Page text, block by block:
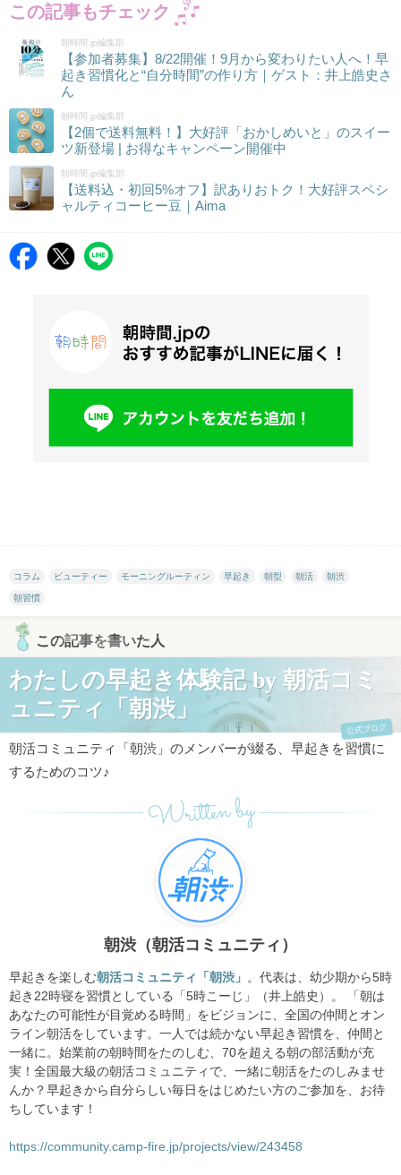
この記事もチェック
朝時間.jp編集部
【参加者募集】8/22開催！9月から変わりたい人へ！早
起き習慣化と“自分時間”の作り方｜ゲスト：井上皓史さ
ん
朝時間.jp編集部
【2個で送料無料！】大好評「おかしめいと」のスイー
ツ新登場 | お得なキャンペーン開催中
朝時間.jp編集部
【送料込・初回5%オフ】訳ありおトク！大好評スペシ
ャルティコーヒー豆｜Aima
コラム ビューティー モーニングルーティン 早起き 朝型 朝活 朝渋
朝習慣
この記事を書いた人
わたしの早起き体験記 by 朝活コミ
ュニティ「朝渋」
公式ブログ
朝活コミュニティ「朝渋」のメンバーが綴る、早起きを習慣に
するためのコツ♪
Written by
朝渋（朝活コミュニティ）
早起きを楽しむ朝活コミュニティ「朝渋」 。代表は、幼少期から5時
起き22時寝を習慣としている「5時こーじ」（井上皓史）。 「朝は
あなたの可能性が目覚める時間」をビジョンに、全国の仲間とオン
ライン朝活をしています。一人では続かない早起き習慣を、仲間と
一緒に。始業前の朝時間をたのしむ、70を超える朝の部活動が充
実！全国最大級の朝活コミュニティで、一緒に朝活をたのしみませ
んか？早起きから自分らしい毎日をはじめたい方のご参加を、お待
ちしています！
https://community.camp-fire.jp/projects/view/243458